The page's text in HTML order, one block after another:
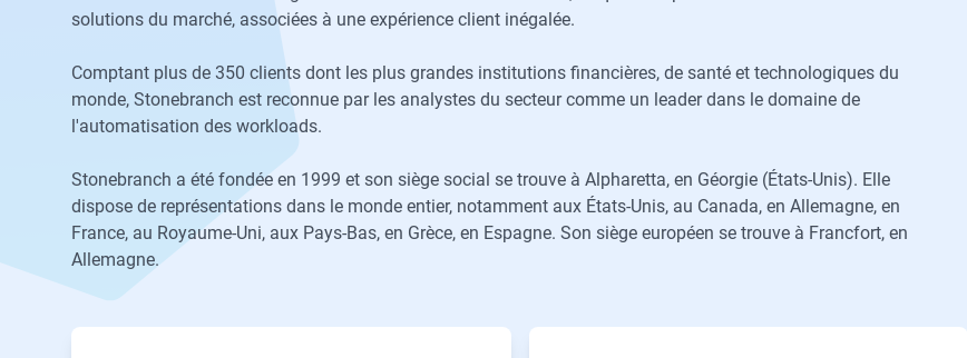
solutions du marché, associées à une expérience client inégalée.
Comptant plus de 350 clients dont les plus grandes institutions financières, de santé et technologiques du
monde, Stonebranch est reconnue par les analystes du secteur comme un leader dans le domaine de
l'automatisation des workloads.
Stonebranch a été fondée en 1999 et son siège social se trouve à Alpharetta, en Géorgie (États-Unis). Elle
dispose de représentations dans le monde entier, notamment aux États-Unis, au Canada, en Allemagne, en
France, au Royaume-Uni, aux Pays-Bas, en Grèce, en Espagne. Son siège européen se trouve à Francfort, en
Allemagne.